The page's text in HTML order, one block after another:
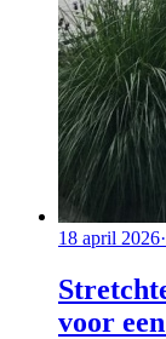
18 april 2026·
voor